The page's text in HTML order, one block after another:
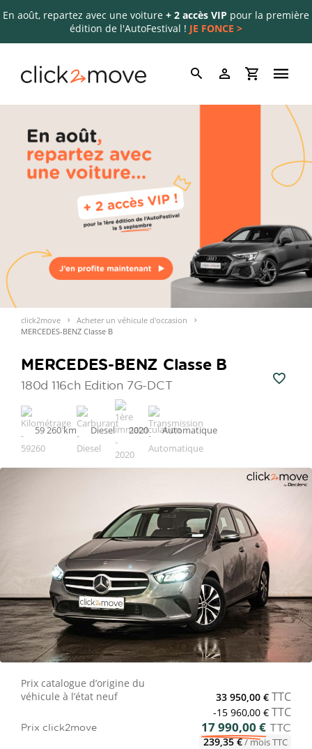
En août, repartez avec une voiture + 2 accès VIP pour la première
édition de l'AutoFestival ! JE FONCE >
click2move
Acheter un véhicule d'occasion
MERCEDES-BENZ Classe B
MERCEDES-BENZ Classe B
180d 116ch Edition 7G-DCT
59 260 km Diesel 2020 Automatique
Prix catalogue d’origine du
véhicule à l’état neuf
33 950,00 € TTC
-15 960,00 € TTC
Prix click2move 17 990,00 € TTC
239,35 €/ mois TTC